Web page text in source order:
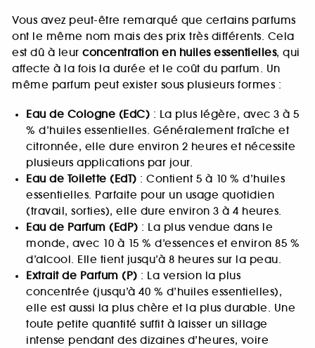
Vous avez peut-être remarqué que certains parfums
ont le même nom mais des prix très différents. Cela
est dû à leur concentration en huiles essentielles, qui
affecte à la fois la durée et le coût du parfum. Un
même parfum peut exister sous plusieurs formes :
Eau de Cologne (EdC) : La plus légère, avec 3 à 5
% d’huiles essentielles. Généralement fraîche et
citronnée, elle dure environ 2 heures et nécessite
plusieurs applications par jour.
Eau de Toilette (EdT) : Contient 5 à 10 % d’huiles
essentielles. Parfaite pour un usage quotidien
(travail, sorties), elle dure environ 3 à 4 heures.
Eau de Parfum (EdP) : La plus vendue dans le
monde, avec 10 à 15 % d’essences et environ 85 %
d’alcool. Elle tient jusqu’à 8 heures sur la peau.
Extrait de Parfum (P) : La version la plus
concentrée (jusqu’à 40 % d’huiles essentielles),
elle est aussi la plus chère et la plus durable. Une
toute petite quantité suffit à laisser un sillage
intense pendant des dizaines d’heures, voire